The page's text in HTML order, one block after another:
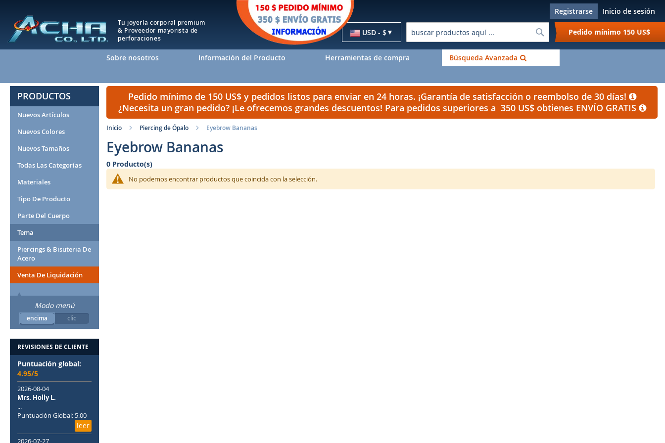
Tu joyería corporal premium
& Proveedor mayorista de
perforaciones
Registrarse
Inicio de sesión
Moneda
USD - $
Buscar
Buscar
Pedido mínimo 150 US$
Sobre nosotros Información del Producto Herramientas de compra Búsqueda Avanzada
Pedido mínimo de 150 US$ y pedidos listos para enviar en 24 horas. ¡Garantía de satisfacción o reembolso de 30 días!
¿Necesita un gran pedido? ¡Le ofrecemos grandes descuentos! Para pedidos superiores a 350 US$ obtienes ENVÍO GRATIS
Inicio Piercing de Ópalo Eyebrow Bananas
Eyebrow Bananas
0 Producto(s)
No podemos encontrar productos que coincida con la selección.
PRODUCTOS
Nuevos Artículos
Nuevos Colores
Nuevos Tamaños
Todas Las Categorías
Materiales
Tipo De Producto
Parte Del Cuerpo
Tema
Piercings & Bisuteria De
Acero
Venta De Liquidación
Modo menú
encima clic
REVISIONES DE CLIENTE
Puntuación global:
4.95/5
2026-08-04
Mrs. Holly L.
...
Puntuación Global: 5.00
leer
2026-07-27